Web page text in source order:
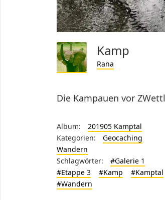
Kamp
Rana
Die Kampauen vor ZWettl
Album:
201905 Kamptal
Kategorien:
Geocaching
Wandern
Schlagwörter:
#Galerie 1
#Etappe 3
#Kamp
#Kamptal
#Wandern